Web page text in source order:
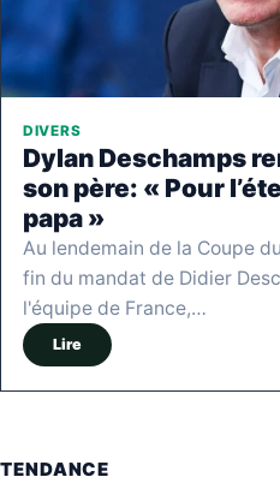
DIVERS
Dylan Deschamps
son père: « Pour
papa »
Au lendemain de la Coupe
fin du mandat de Didier
l'équipe de France,…
Lire
TENDANCE